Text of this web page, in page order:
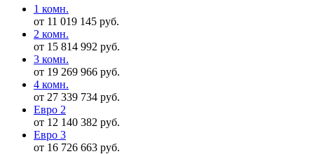
1 комн.
от 11 019 145 руб.
2 комн.
от 15 814 992 руб.
3 комн.
от 19 269 966 руб.
4 комн.
от 27 339 734 руб.
Евро 2
от 12 140 382 руб.
Евро 3
от 16 726 663 руб.